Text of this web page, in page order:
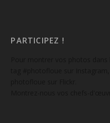
PARTICIPEZ !